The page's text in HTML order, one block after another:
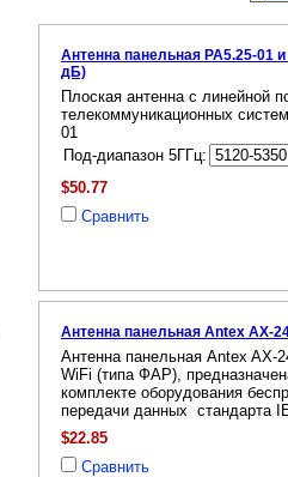
Антенна панельная PA5.25-01
дБ)
Плоская антенна с линейной
телекоммуникационных
01
Под-диапазон 5ГГц:
$50.77
Сравнить
Антенна панельная Antex AX-
Антенна панельная Antex AX-
WiFi (типа ФАР),
комплекте оборудования
передачи данных стандарта
$22.85
Сравнить